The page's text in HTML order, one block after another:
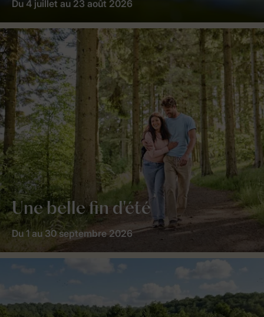
Du 4 juillet au 23 août 2026
Une belle fin d'été
Du 1 au 30 septembre 2026